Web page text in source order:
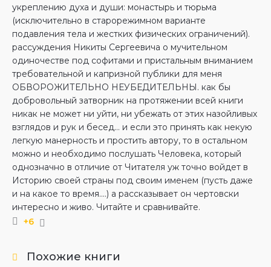
укреплению духа и души: монастырь и тюрьма
(исключительно в старорежимном варианте
подавления тела и жестких физических ограничений).
рассуждения Никиты Сергеевича о мучительном
одиночестве под софитами и пристальным вниманием
требовательной и капризной публики для меня
ОБВОРОЖИТЕЛЬНО НЕУБЕДИТЕЛЬНЫ. как бы
добровольный затворник на протяжении всей книги
никак не может ни уйти, ни убежать от этих назойливых
взглядов и рук и бесед… и если это принять как некую
легкую манерность и простить автору, то в остальном
можно и необходимо послушать Человека, который
однозначно в отличие от Читателя уж точно войдет в
Историю своей страны под своим именем (пусть даже
и на какое то время....) а рассказывает он чертовски
интересно и живо. Читайте и сравнивайте.
+6
Похожие книги